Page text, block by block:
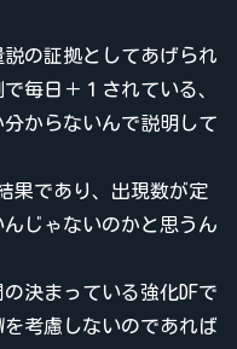
の証拠としてあげられ
毎日＋１されている、
からないんで説明して
果であり、出現数が定
じゃないのかと思うん
決まっている強化DFで
を考慮しないのであれば